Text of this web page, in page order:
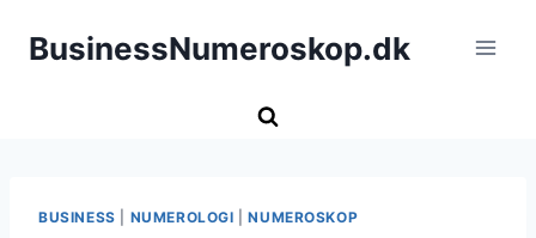
BusinessNumeroskop.dk
BUSINESS NUMEROLOGI |NUMEROSKOP